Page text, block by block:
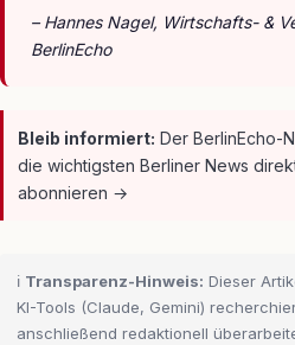
– Hannes Nagel, Wirtschafts- &
BerlinEcho
Bleib informiert: Der BerlinEcho-
die wichtigsten Berliner News
abonnieren →
ℹ️ Transparenz-Hinweis: Dieser
KI-Tools (Claude, Gemini)
anschließend redaktionell